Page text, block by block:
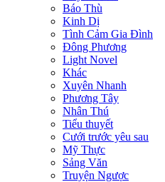
Báo Thù
Kinh Dị
Tình Cảm Gia Đình
Đông Phương
Light Novel
Khác
Xuyên Nhanh
Phương Tây
Nhân Thú
Tiểu thuyết
Cưới trước yêu sau
Mỹ Thực
Sảng Văn
Truyện Ngược